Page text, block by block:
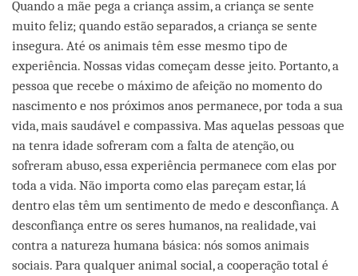
Quando a mãe pega a criança assim, a criança se sente
muito feliz; quando estão separados, a criança se sente
insegura. Até os animais têm esse mesmo tipo de
experiência. Nossas vidas começam desse jeito. Portanto, a
pessoa que recebe o máximo de afeição no momento do
nascimento e nos próximos anos permanece, por toda a sua
vida, mais saudável e compassiva. Mas aquelas pessoas que
na tenra idade sofreram com a falta de atenção, ou
sofreram abuso, essa experiência permanece com elas por
toda a vida. Não importa como elas pareçam estar, lá
dentro elas têm um sentimento de medo e desconfiança. A
desconfiança entre os seres humanos, na realidade, vai
contra a natureza humana básica: nós somos animais
sociais. Para qualquer animal social, a cooperação total é